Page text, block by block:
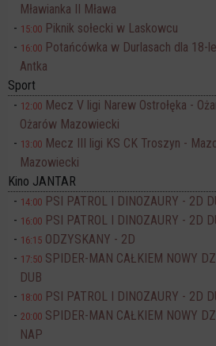
Mławianka II Mława
15:00 Piknik sołecki w Laskowcu
16:00 Potańcówka w Durlasach dla 18-
Antka
Sport
12:00 Mecz V ligi Narew Ostrołęka -
Ożarów Mazowiecki
13:00 Mecz III ligi KS CK Troszyn -
Mazowiecki
Kino JANTAR
14:00 PSI PATROL I DINOZAURY - 2D
16:00 PSI PATROL I DINOZAURY - 2D
16:15 ODZYSKANY - 2D
17:50 SPIDER-MAN CAŁKIEM NOWY
DUB
18:00 PSI PATROL I DINOZAURY - 2D
20:00 SPIDER-MAN CAŁKIEM NOWY
NAP